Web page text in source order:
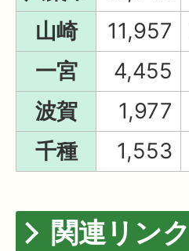
山崎
11,957
一宮
4,455
波賀
1,977
千種
1,553
関連リンク